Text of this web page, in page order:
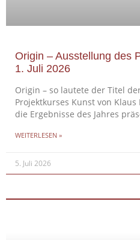
Origin – Ausstellung des
1. Juli 2026
Origin – so lautete der Titel
Projektkurses Kunst von Klaus
die Ergebnisse des Jahres
WEITERLESEN »
5. Juli 2026